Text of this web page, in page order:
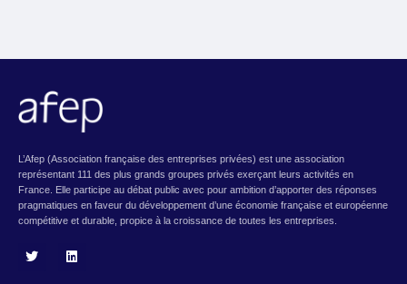
L’Afep (Association française des entreprises privées) est une association
représentant 111 des plus grands groupes privés exerçant leurs activités en
France. Elle participe au débat public avec pour ambition d’apporter des réponses
pragmatiques en faveur du développement d’une économie française et européenne
compétitive et durable, propice à la croissance de toutes les entreprises.